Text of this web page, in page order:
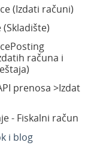
(Izdati računi)
računa i
prenosa >Izdat
- Fiskalni račun
i blog